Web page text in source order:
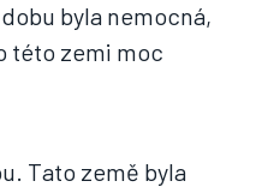
byla nemocná,
této zemi moc
Tato země byla